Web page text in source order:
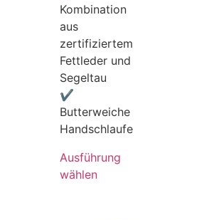
Kombination
aus
zertifiziertem
Fettleder und
Segeltau
✔
Butterweiche
Handschlaufe
Ausführung
wählen